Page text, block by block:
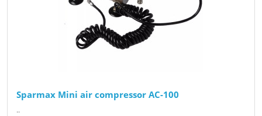
Sparmax Mini air compressor AC-100
..